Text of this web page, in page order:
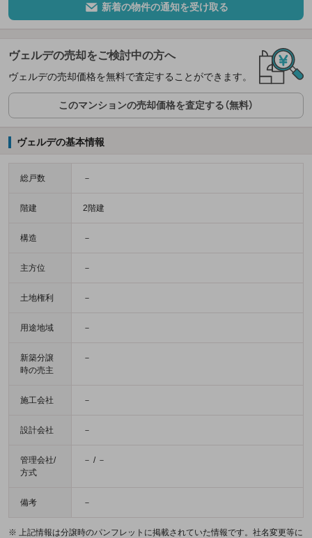
新着の物件の通知を受け取る
ヴェルデの売却をご検討中の方へ
ヴェルデの売却価格を無料で査定することができます。
このマンションの売却価格を査定する（無料）
ヴェルデの基本情報
総戸数 －
階建 2階建
構造 －
主方位 －
土地権利 －
用途地域 －
新築分譲
時の売主
－
施工会社 －
設計会社 －
管理会社/
方式
－ / －
備考 －
※ 上記情報は分譲時のパンフレットに掲載されていた情報です。社名変更等に